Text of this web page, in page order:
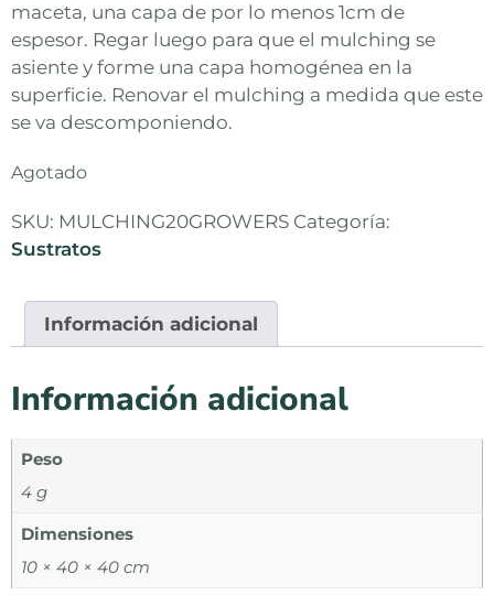
maceta, una capa de por lo menos 1cm de
espesor. Regar luego para que el mulching se
asiente y forme una capa homogénea en la
superficie. Renovar el mulching a medida que este
se va descomponiendo.
Agotado
SKU: MULCHING20GROWERS Categoría:
Sustratos
Información adicional
Información adicional
Peso
4 g
Dimensiones
10 × 40 × 40 cm